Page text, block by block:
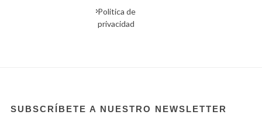
Politica de
privacidad
SUBSCRÍBETE A NUESTRO NEWSLETTER